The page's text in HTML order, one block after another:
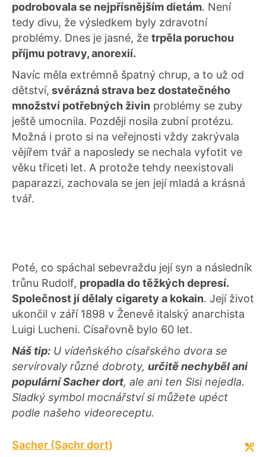
podrobovala se nejpřísnějším dietám. Není
tedy divu, že výsledkem byly zdravotní
problémy. Dnes je jasné, že trpěla poruchou
příjmu potravy, anorexií.
Navíc měla extrémně špatný chrup, a to už od
dětství, svérázná strava bez dostatečného
množství potřebných živin problémy se zuby
ještě umocnila. Později nosila zubní protézu.
Možná i proto si na veřejnosti vždy zakrývala
vějířem tvář a naposledy se nechala vyfotit ve
věku třiceti let. A protože tehdy neexistovali
paparazzi, zachovala se jen její mladá a krásná
tvář.
Poté, co spáchal sebevraždu její syn a následník
trůnu Rudolf, propadla do těžkých depresí.
Společnost jí dělaly cigarety a kokain. Její život
ukončil v září 1898 v Ženevě italský anarchista
Luigi Lucheni. Císařovně bylo 60 let.
Náš tip: U vídeňského císařského dvora se
servírovaly různé dobroty, určitě nechyběl ani
populární Sacher dort, ale ani ten Sisi nejedla.
Sladký symbol mocnářství si můžete upéct
podle našeho videoreceptu.
Sacher (Sachr dort)